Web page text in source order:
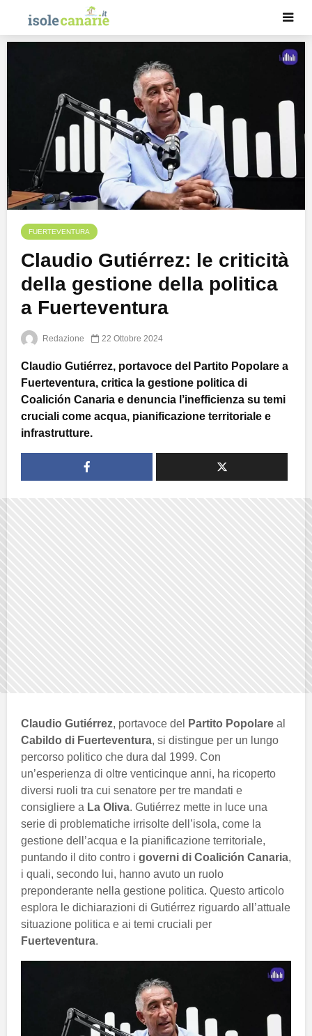
FUERTEVENTURA
Claudio Gutiérrez: le criticità
della gestione della politica
a Fuerteventura
Redazione 22 Ottobre 2024
Claudio Gutiérrez, portavoce del Partito Popolare a
Fuerteventura, critica la gestione politica di
Coalición Canaria e denuncia l’inefficienza su temi
cruciali come acqua, pianificazione territoriale e
infrastrutture.
Claudio Gutiérrez, portavoce del Partito Popolare al
Cabildo di Fuerteventura, si distingue per un lungo
percorso politico che dura dal 1999. Con
un’esperienza di oltre venticinque anni, ha ricoperto
diversi ruoli tra cui senatore per tre mandati e
consigliere a La Oliva. Gutiérrez mette in luce una
serie di problematiche irrisolte dell’isola, come la
gestione dell’acqua e la pianificazione territoriale,
puntando il dito contro i governi di Coalición Canaria,
i quali, secondo lui, hanno avuto un ruolo
preponderante nella gestione politica. Questo articolo
esplora le dichiarazioni di Gutiérrez riguardo all’attuale
situazione politica e ai temi cruciali per
Fuerteventura.